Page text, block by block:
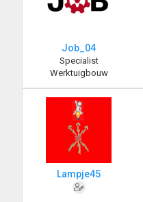
Job_04
Specialist
Werktuigbouw
Lampje45